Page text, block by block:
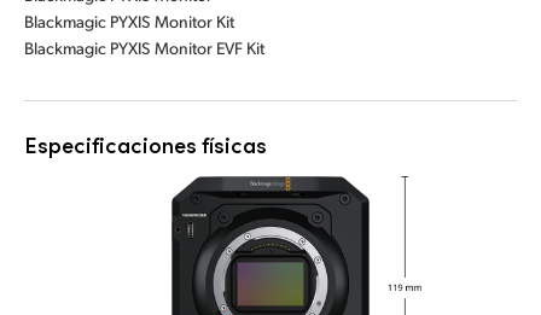
Blackmagic PYXIS Monitor Kit
Blackmagic PYXIS Monitor EVF Kit
Especificaciones físicas